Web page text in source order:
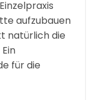
aufzubauen
natürlich die
für die